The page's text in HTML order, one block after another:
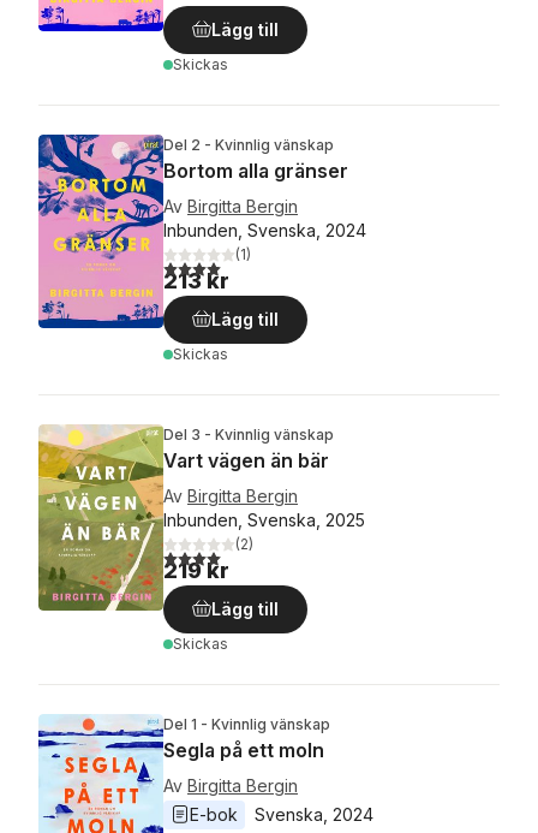
Lägg till
Skickas
Del 2 - Kvinnlig vänskap
Bortom alla gränser
Av Birgitta Bergin
Inbunden, Svenska, 2024
4,0utav 5 stjärnor. Totalt antal röster:
(1)
213 kr
Lägg till
Skickas
Del 3 - Kvinnlig vänskap
Vart vägen än bär
Av Birgitta Bergin
Inbunden, Svenska, 2025
4,0utav 5 stjärnor. Totalt antal röster:
(2)
219 kr
Lägg till
Skickas
Del 1 - Kvinnlig vänskap
Segla på ett moln
Av Birgitta Bergin
E-bok
Svenska 2024